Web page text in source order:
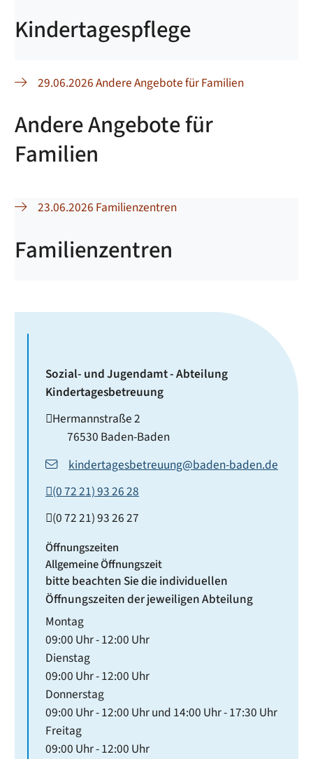
Kindertagespflege
29.06.2026 Andere Angebote für Familien
Andere Angebote für
Familien
23.06.2026 Familienzentren
Familienzentren
Sozial- und Jugendamt - Abteilung
Kindertagesbetreuung
Hermannstraße 2
76530 Baden-Baden
kindertagesbetreuung@baden-baden.de
(07221) 932628
(07221) 932627
Öffnungszeiten
Allgemeine Öffnungszeit
bitte beachten Sie die individuellen
Öffnungszeiten der jeweiligen Abteilung
Montag
09:00 Uhr-12:00 Uhr
Dienstag
09:00 Uhr-12:00 Uhr
Donnerstag
09:00 Uhr-12:00 Uhrund 14:00 Uhr-17:30 Uhr
Freitag
09:00 Uhr-12:00 Uhr